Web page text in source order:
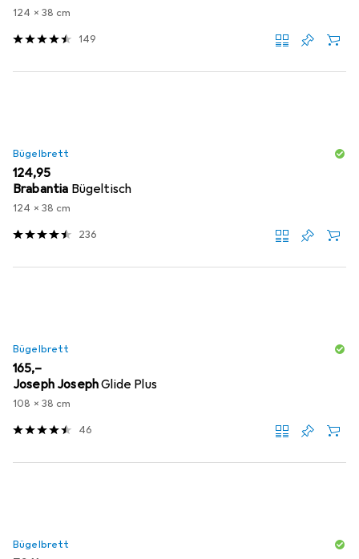
124 x 38 cm
149
Bügelbrett
EUR
124,95
Brabantia Bügeltisch
124 x 38 cm
236
Bügelbrett
EUR
165,–
Joseph JosephGlide Plus
108 x 38 cm
46
Bügelbrett